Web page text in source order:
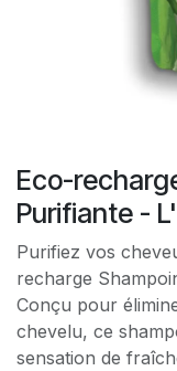
Eco-
Purifiante -
Purifiez vos
recharge
Conçu pour
chevelu, ce
sensation de